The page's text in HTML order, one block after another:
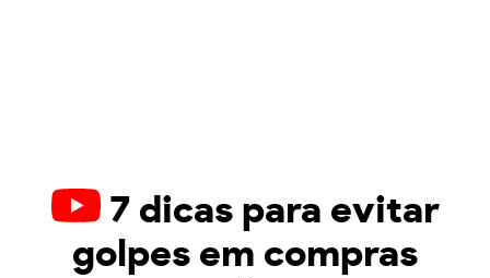
7 dicas para evitar
golpes em compras